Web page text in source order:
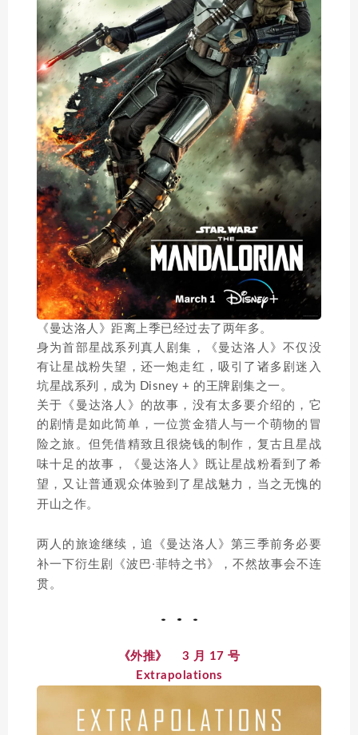
《曼达洛人》距离上季已经过去了两年多。
身为首部星战系列真人剧集，《曼达洛人》不仅没
有让星战粉失望，还一炮走红，吸引了诸多剧迷入
坑星战系列，成为 Disney + 的王牌剧集之一。
关于《曼达洛人》的故事，没有太多要介绍的，它
的剧情是如此简单，一位赏金猎人与一个萌物的冒
险之旅。 但凭借精致且很烧钱的制作，复古且星战
味十足的故事，《曼达洛人》既让星战粉看到了希
望，又让普通观众体验到了星战魅力，当之无愧的
开山之作。
两人的旅途继续，追《曼达洛人》第三季前务必要
补一下衍生剧《波巴·菲特之书》，不然故事会不连
贯。
《外推》 3 月 17 号
Extrapolations